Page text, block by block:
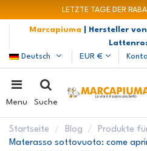
LETZTE TAGE DER
Marcapiuma
| Hersteller
Deutsch
EUR €
Menu Suche
Startseite Blog
Produkte
Materasso sottovuoto: come